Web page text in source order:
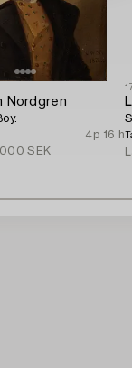
Nordgren
4p 16 h
SEK